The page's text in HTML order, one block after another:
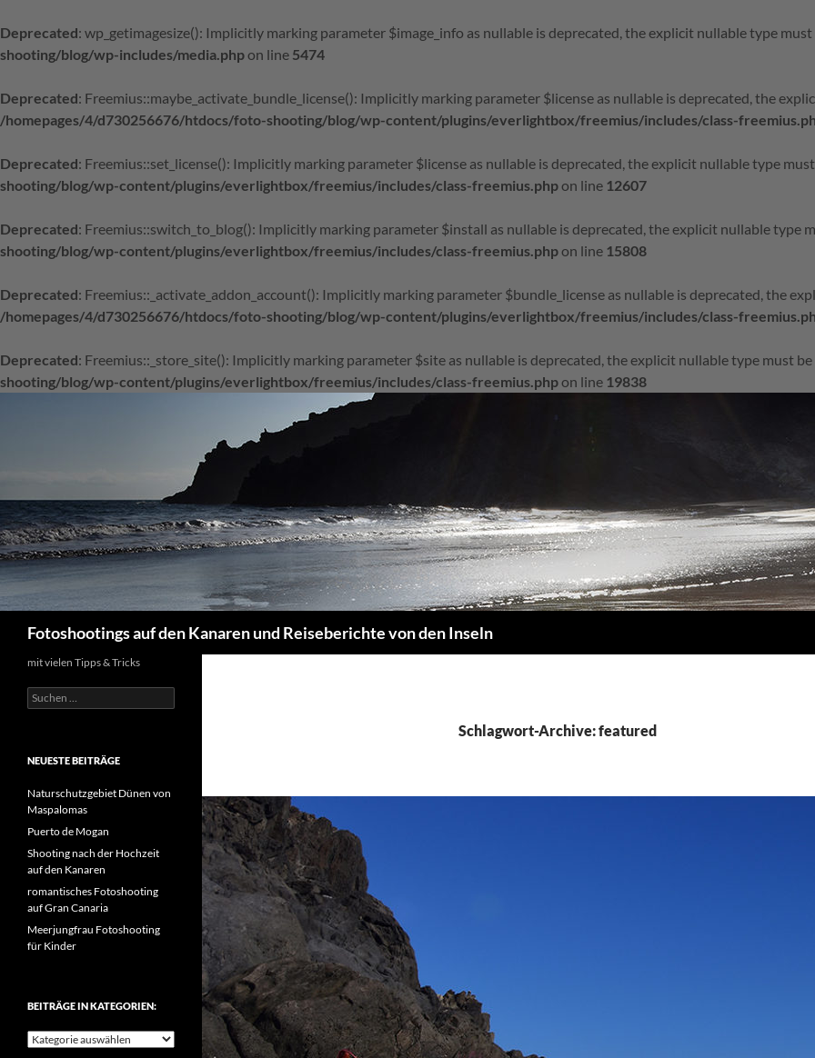
Deprecated: wp_getimagesize(): Implicitly marking parameter $image_info as nullable is deprecated, the explicit nullable type
shooting/blog/wp-includes/media.phpon line 5474
Deprecated: Freemius::maybe_activate_bundle_license(): Implicitly marking parameter $license as nullable is deprecated, the
/homepages/4/d730256676/htdocs/foto-shooting/blog/wp-content/plugins/everlightbox/freemius/includes/class-
Deprecated: Freemius::set_license(): Implicitly marking parameter $license as nullable is deprecated, the explicit nullable type
shooting/blog/wp-content/plugins/everlightbox/freemius/includes/class-freemius.phpon line 12607
Deprecated: Freemius::switch_to_blog(): Implicitly marking parameter $install as nullable is deprecated, the explicit nullable type
shooting/blog/wp-content/plugins/everlightbox/freemius/includes/class-freemius.phpon line 15808
Deprecated: Freemius::_activate_addon_account(): Implicitly marking parameter $bundle_license as nullable is deprecated, the
/homepages/4/d730256676/htdocs/foto-shooting/blog/wp-content/plugins/everlightbox/freemius/includes/class-
Deprecated: Freemius::_store_site(): Implicitly marking parameter $site as nullable is deprecated, the explicit nullable type must
shooting/blog/wp-content/plugins/everlightbox/freemius/includes/class-freemius.phpon line 19838
Fotoshootings auf den Kanaren und Reiseberichte von den Inseln
Schlagwort-Archive: featured
mit vielen Tipps & Tricks
Suchen
nach:
NEUESTE BEITRÄGE
Naturschutzgebiet Dünen von
Maspalomas
Puerto de Mogan
Shooting nach der Hochzeit
auf den Kanaren
romantisches Fotoshooting
auf Gran Canaria
Meerjungfrau Fotoshooting
für Kinder
BEITRÄGE IN KATEGORIEN:
Beiträge